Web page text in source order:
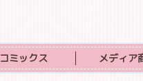
コミックス メディア